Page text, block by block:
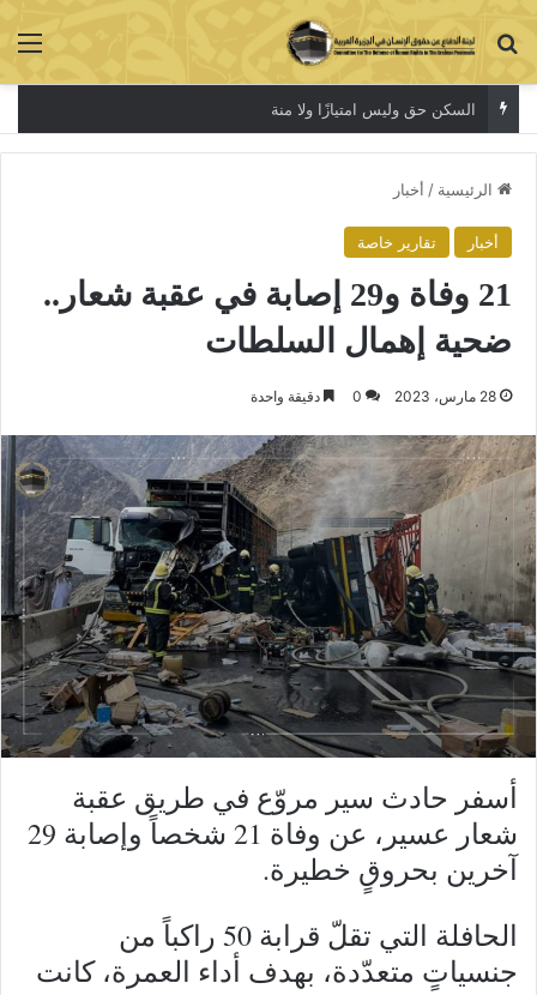
بحث عن
أزمةالسكن لا تنتهي
الرئيسية / أخبار
أخبار تقارير خاصة
21 وفاة و29 إصابة في عقبة شعار..
ضحية إهمال السلطات
28 مارس، 2023 0 دقيقة واحدة
أسفر حادث سير مروّع في طريق عقبة
شعار عسير، عن وفاة 21 شخصاً وإصابة 29
آخرين بحروقٍ خطيرة.
الحافلة التي تقلّ قرابة 50 راكباً من
جنسياتٍ متعدّدة، بهدف أداء العمرة، كانت